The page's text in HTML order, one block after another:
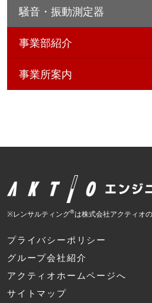
騒音・振動測定器
事業部紹介
事業所案内
※レンサルティング®は株式会社アクティオ
プライバシーポリシー
グループ会社紹介
アクティオホームページへ
サイトマップ